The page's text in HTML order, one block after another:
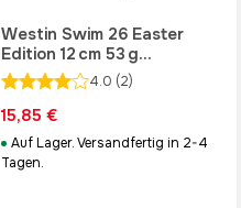
Westin Swim 26 Easter
Edition 12 cm 53 g
Schwebend4.0 (2)
15,85 €
Auf Lager. Versandfertig in 2-4
Tagen.